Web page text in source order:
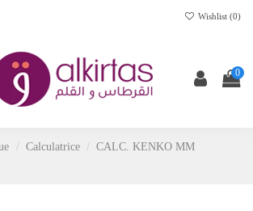
Wishlist (0)
0
Calculatrice
CALC. KENKO MM